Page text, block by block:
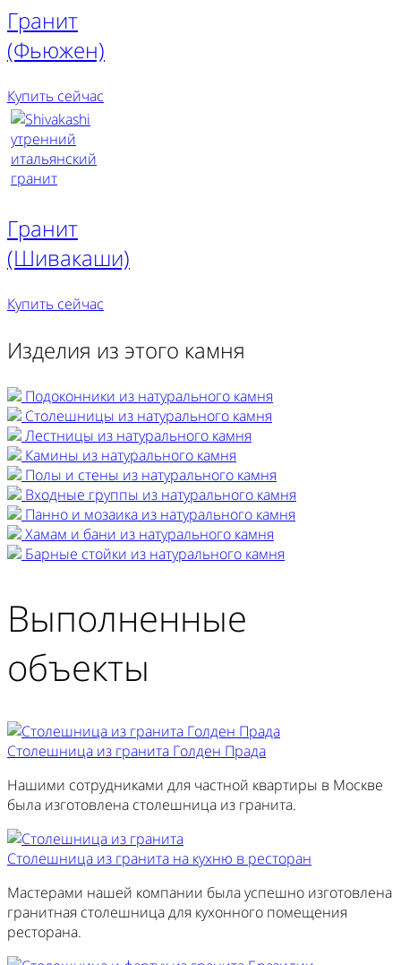
Гранит
(Фьюжен)
Купить сейчас
Гранит
(Шивакаши)
Купить сейчас
Изделия из этого камня
Подоконники из натурального камня
Столешницы из натурального камня
Лестницы из натурального камня
Камины из натурального камня
Полы и стены из натурального камня
Входные группы из натурального камня
Панно и мозаика из натурального камня
Хамам и бани из натурального камня
Барные стойки из натурального камня
Выполненные
объекты
Столешница из гранита Голден Прада
Нашими сотрудниками для частной квартиры в Москве
была изготовлена столешница из гранита.
Столешница из гранита на кухню в ресторан
Мастерами нашей компании была успешно изготовлена
гранитная столешница для кухонного помещения
ресторана.